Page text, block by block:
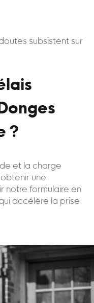
subsistent sur
?
et la charge
une
notre formulaire en
accélère la prise